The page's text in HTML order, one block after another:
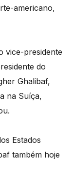
americano,
vice-presidente
do
Ghalibaf,
na Suíça,
Estados
também hoje